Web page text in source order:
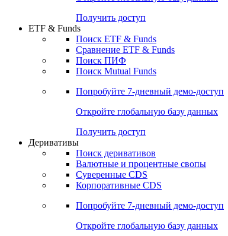
Попробуйте7-дневный
Откройте глобальную базу данных
Получить доступ
ETF & Funds
Поиск ETF & Funds
Сравнение ETF & Funds
Поиск ПИФ
Поиск Mutual Funds
Попробуйте7-дневный
Откройте глобальную базу данных
Получить доступ
Деривативы
Поиск деривативов
Валютные и процентные свопы
Суверенные CDS
Корпоративные CDS